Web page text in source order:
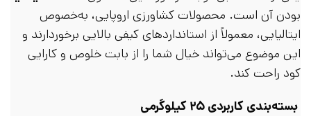
بودن آن است. محصولات کشاورزی اروپایی، به‌خصوص
ایتالیایی، معمولاً از استانداردهای کیفی بالایی برخوردارند و
این موضوع می‌تواند خیال شما را از بابت خلوص و کارایی
کود راحت کند.
بسته‌بندی کاربردی ۲۵ کیلوگرمی